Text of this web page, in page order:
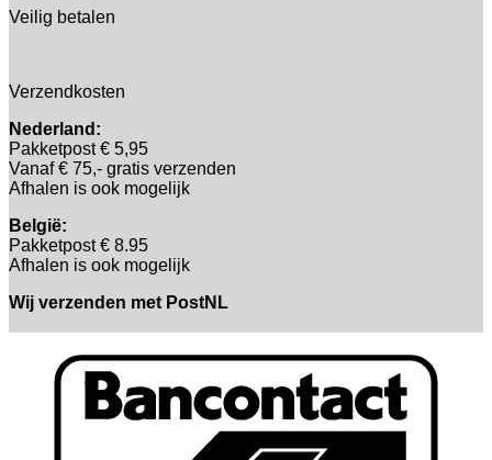
Veilig betalen
Verzendkosten
Nederland:
Pakketpost € 5,95
Vanaf € 75,- gratis verzenden
Afhalen is ook mogelijk
België:
Pakketpost € 8.95
Afhalen is ook mogelijk
Wij verzenden met PostNL